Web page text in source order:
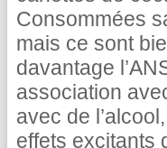
Consommées
mais ce sont
davantage
association
avec de
effets excitants